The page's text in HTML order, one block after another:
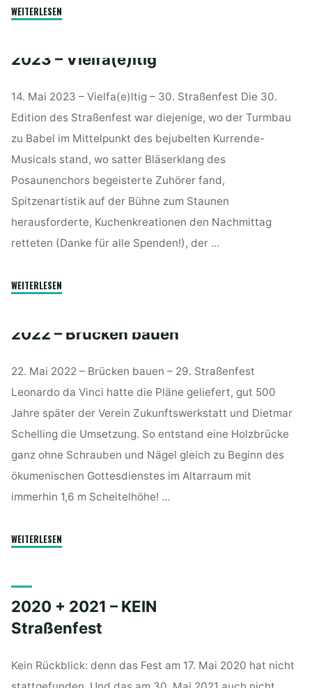
WEITERLESEN
setzen"
2023 – Vielfa(e)ltig
14. Mai 2023 – Vielfa(e)ltig – 30. Straßenfest Die 30.
Edition des Straßenfest war diejenige, wo der Turmbau
zu Babel im Mittelpunkt des bejubelten Kurrende-
Musicals stand, wo satter Bläserklang des
Posaunenchors begeisterte Zuhörer fand,
Spitzenartistik auf der Bühne zum Staunen
herausforderte, Kuchenkreationen den Nachmittag
retteten (Danke für alle Spenden!), der …
WEITERLESEN
2022 – Brücken bauen
22. Mai 2022 – Brücken bauen – 29. Straßenfest
Leonardo da Vinci hatte die Pläne geliefert, gut 500
Jahre später der Verein Zukunftswerkstatt und Dietmar
Schelling die Umsetzung. So entstand eine Holzbrücke
ganz ohne Schrauben und Nägel gleich zu Beginn des
ökumenischen Gottesdienstes im Altarraum mit
immerhin 1,6 m Scheitelhöhe! …
WEITERLESEN
2020 + 2021 – KEIN
Straßenfest
Kein Rückblick: denn das Fest am 17. Mai 2020 hat nicht